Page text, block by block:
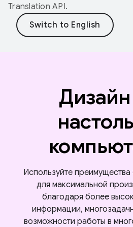
Translation API.
Используйте
для максимальной
благодаря более
информации,
возможности работы в